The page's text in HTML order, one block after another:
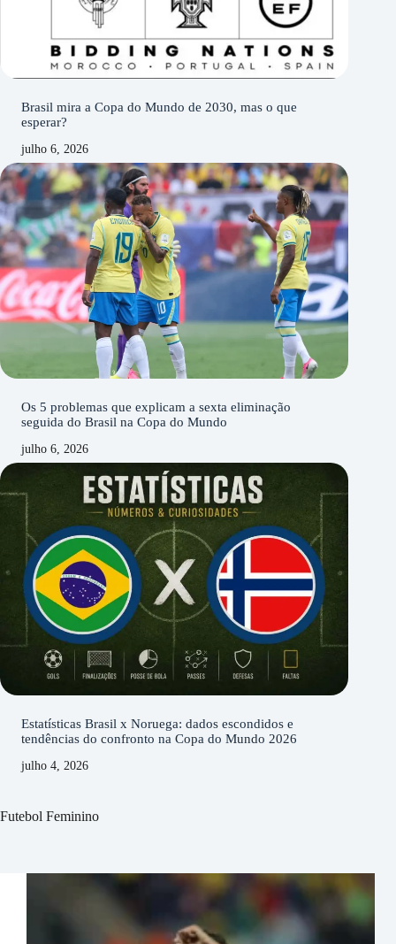
Brasil mira a Copa do Mundo de 2030, mas o que
esperar?
julho 6, 2026
Os 5 problemas que explicam a sexta eliminação
seguida do Brasil na Copa do Mundo
julho 6, 2026
Estatísticas Brasil x Noruega: dados escondidos e
tendências do confronto na Copa do Mundo 2026
julho 4, 2026
Futebol Feminino